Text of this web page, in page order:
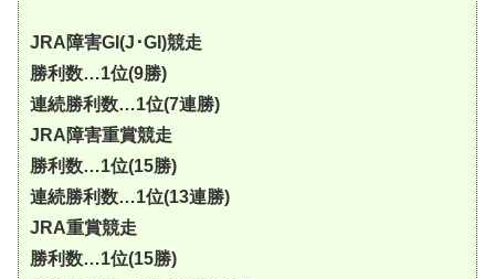
JRA障害GI(J･GI)競走
勝利数…1位(9勝)
連続勝利数…1位(7連勝)
JRA障害重賞競走
勝利数…1位(15勝)
連続勝利数…1位(13連勝)
JRA重賞競走
勝利数…1位(15勝)